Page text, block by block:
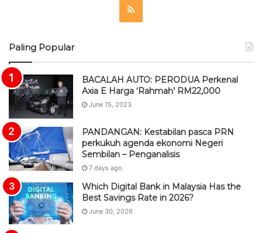
Paling Popular
BACALAH AUTO: PERODUA Perkenal
Axia E Harga ‘Rahmah’ RM22,000
June 15, 2023
PANDANGAN: Kestabilan pasca PRN
perkukuh agenda ekonomi Negeri
Sembilan – Penganalisis
7 days ago
Which Digital Bank in Malaysia Has the
Best Savings Rate in 2026?
June 30, 2026